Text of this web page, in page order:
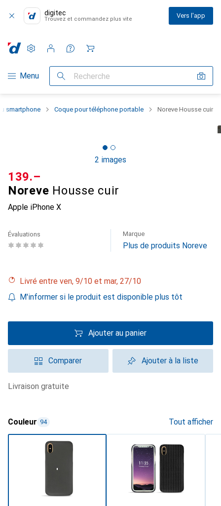
digitec
Trouvez et commandez plus vite Vers l'app
Navigation par catégorie
Menu Recherche
Paramètres
Compte client
Listes de comparaison
Listes d'envies
Panier
smartphone Coque pour téléphone portable Noreve Housse cuir
2 images
Noreve Housse cuir
Apple iPhone X
CHF
139.–
Évaluations Marque
Plus de produits Noreve
Livré entre ven, 9/10 et mar, 27/10
M'informer si le produit est disponible plus tôt
Ajouter au panier
Comparer Ajouter à la liste
livraison gratuite
Couleur 94 Tout afficher